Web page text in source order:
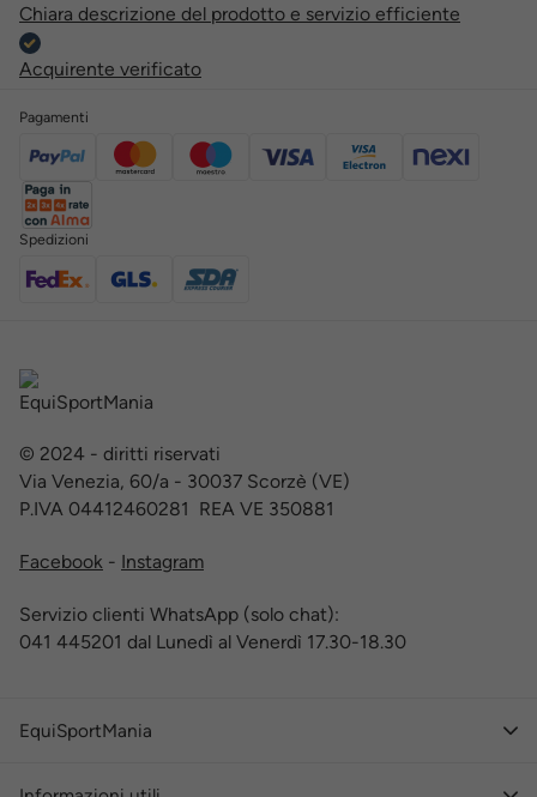
Chiara descrizione del prodotto e servizio efficiente
Acquirente verificato
Pagamenti
Spedizioni
© 2024 - diritti riservati
Via Venezia, 60/a - 30037 Scorzè (VE)
P.IVA 04412460281 REA VE 350881
Facebook - Instagram
Servizio clienti WhatsApp (solo chat):
041 445201 dal Lunedì al Venerdì 17.30-18.30
EquiSportMania